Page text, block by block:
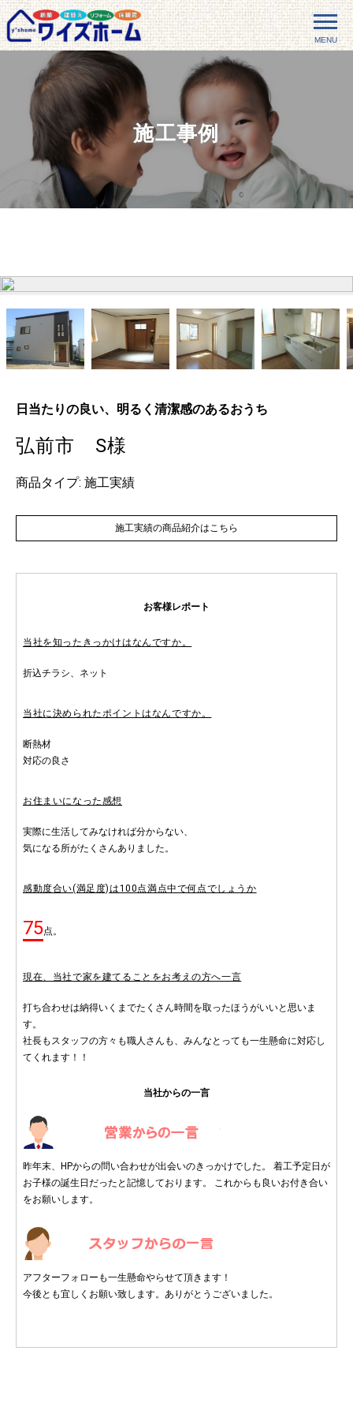
MENU
施工事例
日当たりの良い、明るく清潔感のあるおうち
弘前市 S様
商品タイプ: 施工実績
施工実績の商品紹介はこちら
お客様レポート
当社を知ったきっかけはなんですか。
折込チラシ、ネット
当社に決められたポイントはなんですか。
断熱材
対応の良さ
お住まいになった感想
実際に生活してみなければ分からない、
気になる所がたくさんありました。
感動度合い(満足度)は100点満点中で何点でしょうか
75点。
現在、当社で家を建てることをお考えの方へ一言
打ち合わせは納得いくまでたくさん時間を取ったほうがいいと思いま
す。
社長もスタッフの方々も職人さんも、みんなとっても一生懸命に対応し
てくれます！！
当社からの一言
昨年末、HPからの問い合わせが出会いのきっかけでした。 着工予定日が
お子様の誕生日だったと記憶しております。 これからも良いお付き合い
をお願いします。
アフターフォローも一生懸命やらせて頂きます！
今後とも宜しくお願い致します。ありがとうございました。